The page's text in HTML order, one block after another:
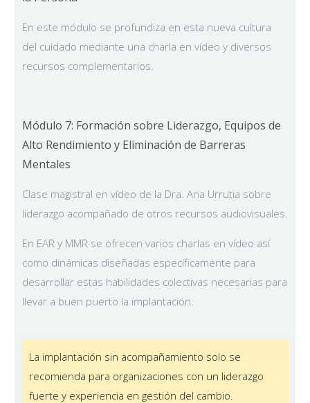
En este módulo se profundiza en esta nueva cultura
del cuidado mediante una charla en vídeo y diversos
recursos complementarios.
Módulo 7: Formación sobre Liderazgo, Equipos de
Alto Rendimiento y Eliminación de Barreras
Mentales
Clase magistral en vídeo de la Dra. Ana Urrutia sobre
liderazgo acompañado de otros recursos audiovisuales.
En EAR y MMR se ofrecen varios charlas en vídeo así
como dinámicas diseñadas específicamente para
desarrollar estas habilidades colectivas necesarias para
llevar a buen puerto la implantación.
La implantación sin acompañamiento solo se
recomienda para organizaciones con un liderazgo
fuerte y experiencia en gestión del cambio.